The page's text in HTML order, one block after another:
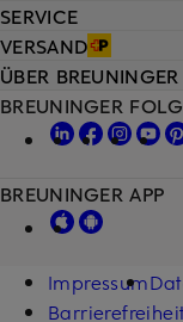
SERVICE
VERSAND
ÜBER BREUNINGER
BREUNINGER
BREUNINGER APP
Impressum